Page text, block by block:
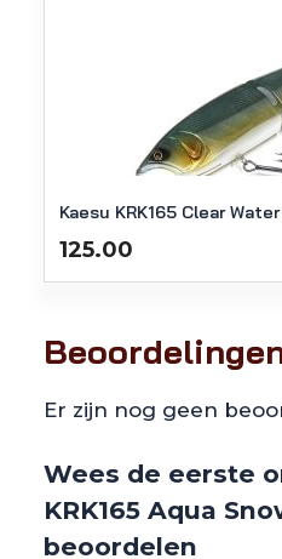
Kaesu KRK165 Clear
125.00
Er zijn nog geen
Wees de eerste
KRK165 Aqua
beoordelen